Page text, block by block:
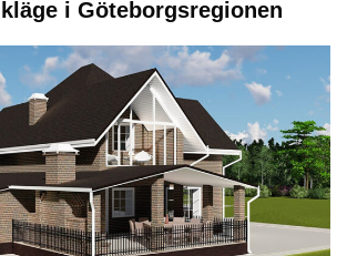
i Göteborgsregionen